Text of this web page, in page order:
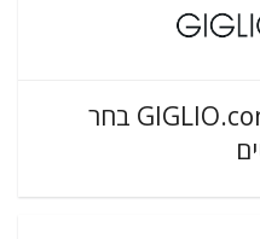
עד 40% קידום ב GIGLIO.com בחר